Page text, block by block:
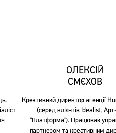
ОЛЕКСІЙ
СМЄХОВ
Креативний директор агенції
(серед клієнтів Idealist,
“Платформа”). Працював
партнером та креативним